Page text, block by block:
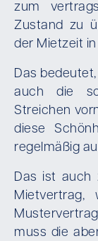
zum
Zustand zu
der Mietzeit
Das
auch die
Streichen
diese
regelmäßig
Das ist auch
Mietvertrag,
muss die